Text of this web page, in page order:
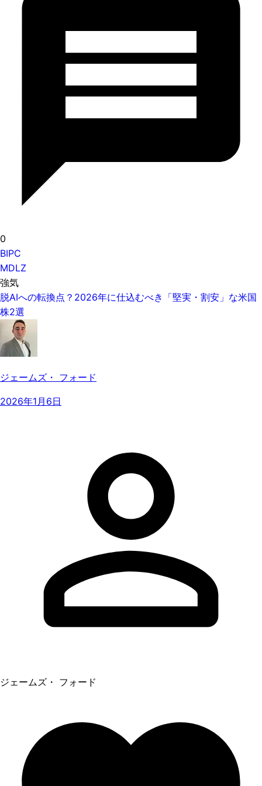
0
BIPC
MDLZ
強気
脱AIへの転換点？2026年に仕込むべき「堅実・割安」な米国
株2選
ジェームズ・ フォード
2026年1月6日
ジェームズ・ フォード